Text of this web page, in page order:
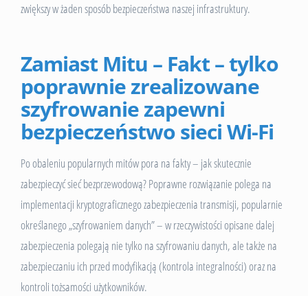
zwiększy w żaden sposób bezpieczeństwa naszej infrastruktury.
Zamiast Mitu – Fakt – tylko
poprawnie zrealizowane
szyfrowanie zapewni
bezpieczeństwo sieci Wi-Fi
Po obaleniu popularnych mitów pora na fakty – jak skutecznie
zabezpieczyć sieć bezprzewodową? Poprawne rozwiązanie polega na
implementacji kryptograficznego zabezpieczenia transmisji, popularnie
określanego „szyfrowaniem danych” – w rzeczywistości opisane dalej
zabezpieczenia polegają nie tylko na szyfrowaniu danych, ale także na
zabezpieczaniu ich przed modyfikacją (kontrola integralności) oraz na
kontroli tożsamości użytkowników.